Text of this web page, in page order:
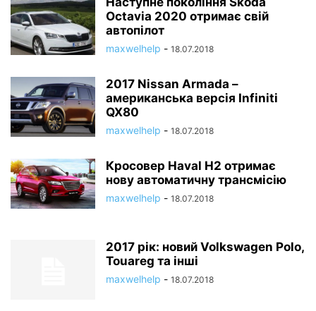
Octavia 2020 отримає свій
автопілот
maxwelhelp - 18.07.2018
2017 Nissan Armada –
американська версія Infiniti
QX80
maxwelhelp - 18.07.2018
Кросовер Haval H2 отримає
нову автоматичну трансмісію
maxwelhelp - 18.07.2018
2017 рік: новий Volkswagen Polo,
Touareg та інші
maxwelhelp - 18.07.2018